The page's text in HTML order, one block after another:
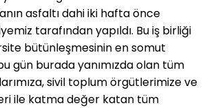
asfaltı dahi iki hafta önce
tarafından yapıldı. Bu iş birliği
bütünleşmesinin en somut
gün burada yanımızda olan tüm
sivil toplum örgütlerimize ve
ile katma değer katan tüm